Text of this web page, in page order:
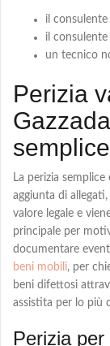
il
il
un tecnico
Perizia
semplice
La perizia semplice
aggiunta di
valore legale e
principale per
documentare
beni mobili, per
beni difettosi
assistita per lo più
Perizia